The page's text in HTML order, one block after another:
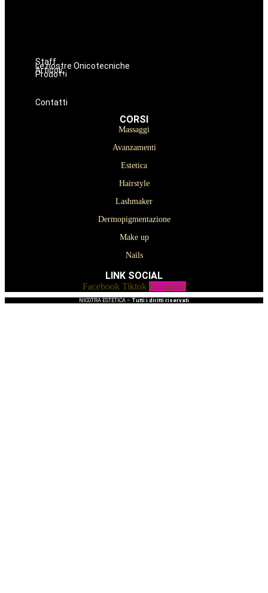
Staff
Le nostre Onicotecniche
Articoli
ProdottiOniconails
Prodotti per ricostruzione unghie
Contatti
CORSI
Massaggi
Avanzamenti
Estetica
Hairstyle
Lashmaker
Dermopigmentazione
Make up
Nails
LINK SOCIAL
Facebook Tiktok Instagram
NICOTRA ESTETICA – Tutti i diritti riservati